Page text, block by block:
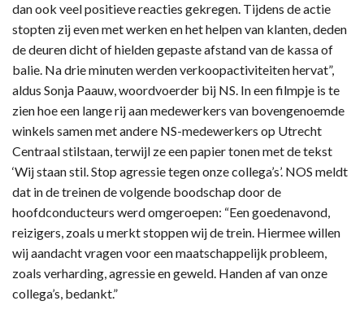
dan ook veel positieve reacties gekregen. Tijdens de actie
stopten zij even met werken en het helpen van klanten, deden
de deuren dicht of hielden gepaste afstand van de kassa of
balie. Na drie minuten werden verkoopactiviteiten hervat”,
aldus Sonja Paauw, woordvoerder bij NS. In een filmpje is te
zien hoe een lange rij aan medewerkers van bovengenoemde
winkels samen met andere NS-medewerkers op Utrecht
Centraal stilstaan, terwijl ze een papier tonen met de tekst
‘Wij staan stil. Stop agressie tegen onze collega’s’. NOS meldt
dat in de treinen de volgende boodschap door de
hoofdconducteurs werd omgeroepen: “Een goedenavond,
reizigers, zoals u merkt stoppen wij de trein. Hiermee willen
wij aandacht vragen voor een maatschappelijk probleem,
zoals verharding, agressie en geweld. Handen af van onze
collega’s, bedankt.”